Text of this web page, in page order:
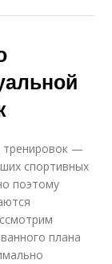
тренировок —
спортивных
поэтому
плана